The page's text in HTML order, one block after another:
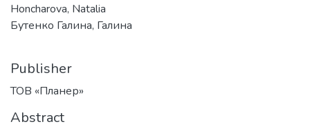
Honcharova, Natalia
Бутенко Галина, Галина
Publisher
ТОВ «Планер»
Abstract